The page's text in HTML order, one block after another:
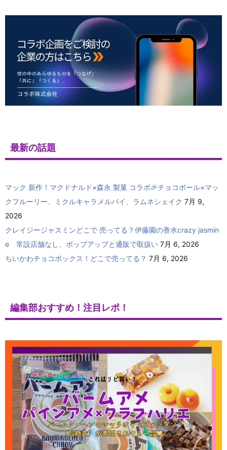
最新の話題
マック 新作！マクドナルド×森永 製菓 コラボ🎉チョコボール×マッ
クフルーリー、ミクルキャラメルパイ、ラムネシェイク 7月 9,
2026
クレイジージャスミンどこで 売ってる？伊藤園の香水crazy jasmin
e 常設店舗なし、ポップアップと通販で取扱い 7月 6, 2026
ちいかわチョコボックス！どこで売ってる？ 7月 6, 2026
編集部おすすめ！注目レポ！